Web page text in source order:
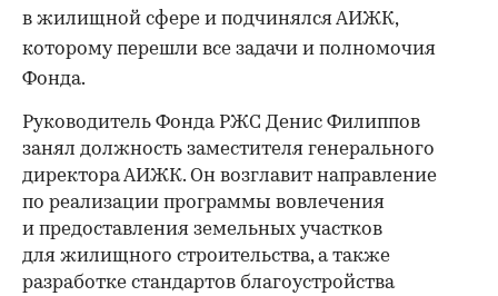
в жилищной сфере и подчинялся АИЖК,
которому перешли все задачи и полномочия
Фонда.
Руководитель Фонда РЖС Денис Филиппов
занял должность заместителя генерального
директора АИЖК. Он возглавит направление
по реализации программы вовлечения
и предоставления земельных участков
для жилищного строительства, а также
разработке стандартов благоустройства